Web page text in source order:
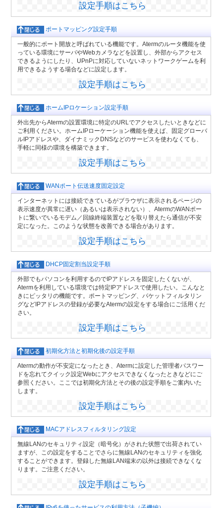
設定手順はこちら
ポートマッピング設定手順
一般的にポート開放と呼ばれている機能です。Atermのルータ機能を使
っている環境にサーバやWebカメラなどを設置し、外部からアクセス
できるようにしたり、UPnPに対応していないネットワークゲームを利
用できるようする場合などに設定します。
設定手順はこちら
ホームIPロケーション設定手順
外出先からAtermの設置環境に特定のURLでアクセスしたいときなどに
ご利用ください。ホームIPローケーション機能を使えば、固定グローバ
ルIPアドレスや、ダイナミックDNSなどのサービスを使わなくても、
手軽に同様の環境を構築できます。
設定手順はこちら
WANポート伝送速度固定設定
インターネットには接続できているがブラウザに表示されるページの
表示速度が異常に遅い（あるいは表示されない）、AtermのWANポー
トに繋いでいるモデム／回線終端装置などを取り替えたら通信が不安
定になった。このような状態を改善できる場合があります。
設定手順はこちら
DHCP固定割当設定手順
外部でもパソコンを利用するのでIPアドレスを固定したくないが、
Atermを利用している環境では特定IPアドレスで使用したい。こんなと
きにピッタリの機能です。ポートマッピング、パケットフィルタリン
グなどIPアドレスの登録が必要なAtermの設定をする場合にご活用くだ
さい。
設定手順はこちら
初期化方法と初期化後の設定手順
Atermの動作が不安定になったとき、Atermに設定した管理者パスワー
ドを忘れてクイック設定Webにアクセスできなくなったときなどにご
参照ください。ここでは初期化方法とその後の設定手順をご案内いた
します。
設定手順はこちら
MACアドレスフィルタリング設定
無線LANのセキュリティ設定（暗号化）がされた状態で出荷されてい
ますが、この設定をすることでさらに無線LANのセキュリティを強化
することができます。登録した無線LAN端末の以外は接続できなくな
ります。ご注意ください。
設定手順はこちら